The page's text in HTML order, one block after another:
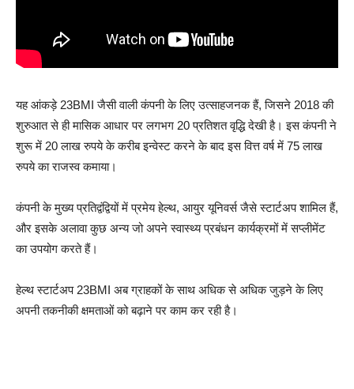
यह आंकड़े 23BMI जैसी वाली कंपनी के लिए उत्साहजनक हैं, जिसने 2018 की
शुरुआत से ही मासिक आधार पर लगभग 20 प्रतिशत वृद्धि देखी है। इस कंपनी ने
शुरू में 20 लाख रुपये के करीब इन्वेस्ट करने के बाद इस वित्त वर्ष में 75 लाख
रुपये का राजस्व कमाया।
कंपनी के मुख्य प्रतिद्वंद्वियों में प्रमेय हेल्थ, आयुर यूनिवर्स जैसे स्टार्टअप शामिल हैं,
और इसके अलावा कुछ अन्य जो अपने स्वास्थ्य प्रबंधन कार्यक्रमों में सप्लीमेंट
का उपयोग करते हैं।
हेल्थ स्टार्टअप 23BMI अब ग्राहकों के साथ अधिक से अधिक जुड़ने के लिए
अपनी तकनीकी क्षमताओं को बढ़ाने पर काम कर रही है।